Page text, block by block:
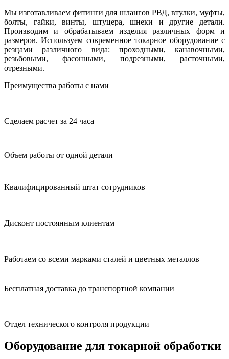
Мы изготавливаем фитинги для шлангов РВД, втулки, муфты,
болты, гайки, винты, штуцера, шнеки и другие детали.
Производим и обрабатываем изделия различных форм и
размеров. Используем современное токарное оборудование с
резцами различного вида: проходными, канавочными,
резьбовыми, фасонными, подрезными, расточными,
отрезными.
Преимущества работы с нами
Сделаем расчет за 24 часа
Объем работы от одной детали
Квалифицированный штат сотрудников
Дисконт постоянным клиентам
Работаем со всеми марками сталей и цветных металлов
Бесплатная доставка до транспортной компании
Отдел технического контроля продукции
Оборудование для токарной обработки